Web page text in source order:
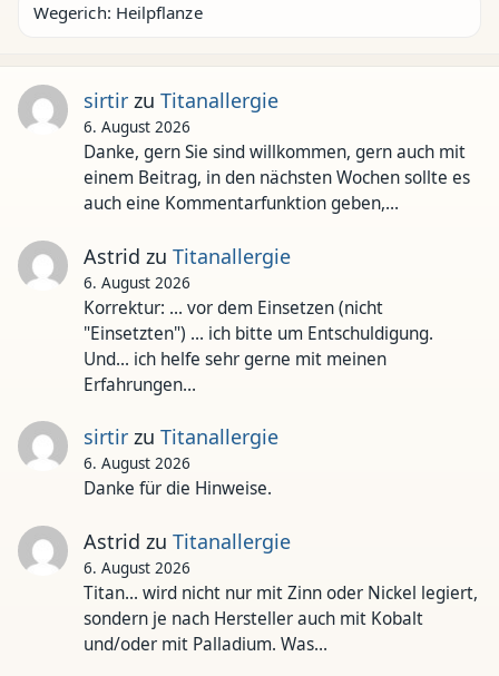
Wegerich: Heilpflanze
sirtirzu Titanallergie
6. August 2026
Danke, gern Sie sind willkommen, gern auch mit
einem Beitrag, in den nächsten Wochen sollte es
auch eine Kommentarfunktion geben,…
Astrid zu Titanallergie
6. August 2026
Korrektur: ... vor dem Einsetzen (nicht
"Einsetzten") ... ich bitte um Entschuldigung.
Und... ich helfe sehr gerne mit meinen
Erfahrungen…
sirtirzu Titanallergie
6. August 2026
Danke für die Hinweise.
Astrid zu Titanallergie
6. August 2026
Titan... wird nicht nur mit Zinn oder Nickel legiert,
sondern je nach Hersteller auch mit Kobalt
und/oder mit Palladium. Was…